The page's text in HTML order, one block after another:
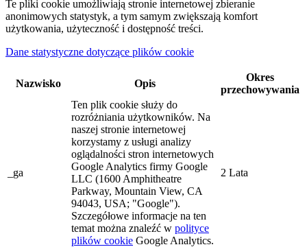
Te pliki cookie umożliwiają stronie internetowej zbieranie
anonimowych statystyk, a tym samym zwiększają komfort
użytkowania, użyteczność i dostępność treści.
Dane statystyczne dotyczące plików cookie
Nazwisko Opis
Okres
przechowywania
_ga
Ten plik cookie służy do
rozróżniania użytkowników. Na
naszej stronie internetowej
korzystamy z usługi analizy
oglądalności stron internetowych
Google Analytics firmy Google
LLC (1600 Amphitheatre
Parkway, Mountain View, CA
94043, USA; "Google").
Szczegółowe informacje na ten
temat można znaleźć w polityce
plików cookie Google Analytics.
2 Lata